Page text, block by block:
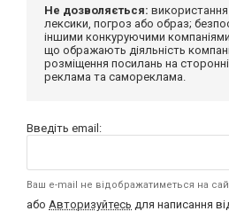
Не дозволяється:
лексики, погроз або образ;
іншими конкуруючими
що ображають діяльність
розміщення посилань на
реклама та самореклама.
Введіть email:
Ваш e-mail не відображатиметься на
або Авторизуйтесь для написання